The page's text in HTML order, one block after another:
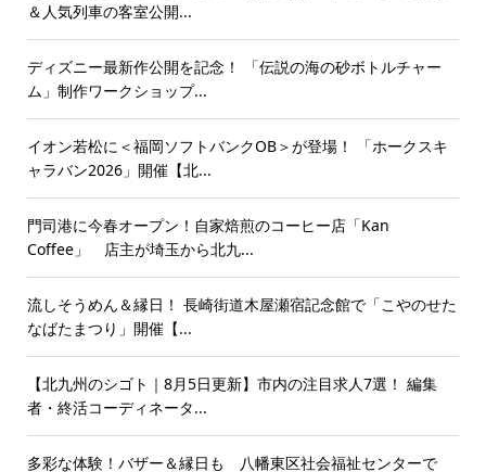
＆人気列車の客室公開...
ディズニー最新作公開を記念！ 「伝説の海の砂ボトルチャー
ム」制作ワークショップ...
イオン若松に＜福岡ソフトバンクOB＞が登場！ 「ホークスキ
ャラバン2026」開催【北...
門司港に今春オープン！自家焙煎のコーヒー店「Kan
Coffee」 店主が埼玉から北九...
流しそうめん＆縁日！ 長崎街道木屋瀬宿記念館で「こやのせた
なばたまつり」開催【...
【北九州のシゴト｜8月5日更新】市内の注目求人7選！ 編集
者・終活コーディネータ...
多彩な体験！バザー＆縁日も 八幡東区社会福祉センターで